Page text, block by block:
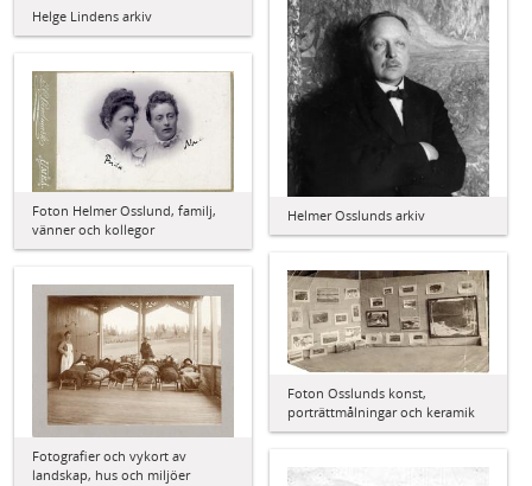
Helge Lindens arkiv
Helmer Osslunds arkiv
Foton Helmer Osslund, familj,
vänner och kollegor
Foton Osslunds konst,
porträttmålningar och keramik
Fotografier och vykort av
landskap, hus och miljöer